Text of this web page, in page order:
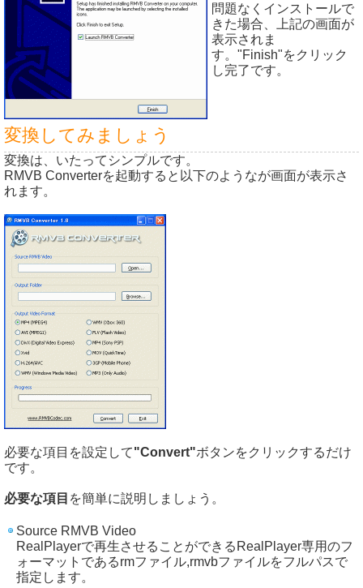
問題なくインストールで
きた場合、上記の画面が
表示されま
す。"Finish"をクリック
し完了です。
変換してみましょう
変換は、いたってシンプルです。
RMVB Converterを起動すると以下のようなが画面が表示さ
れます。
必要な項目を設定して"Convert"ボタンをクリックするだけ
です。
必要な項目 を簡単に説明しましょう。
Source RMVB Video
RealPlayerで再生させることができるRealPlayer専用のフ
ォーマットであるrmファイル,rmvbファイルをフルパスで
指定します。